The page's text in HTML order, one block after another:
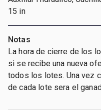
15 in
Notas
La hora de cierre de los
si se recibe una nueva
todos los lotes. Una vez
de cada lote sera el